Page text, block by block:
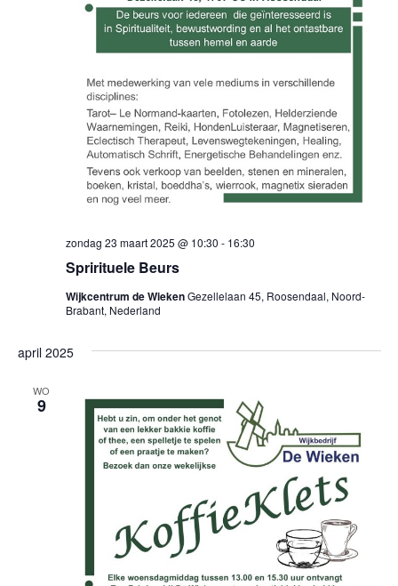
Sprirituele Beurs
zondag 23 maart 2025 @ 10:30 - 16:30
Wijkcentrum de WiekenGezellelaan 45, Roosendaal, Noord-
Brabant, Nederland
april 2025
WO
9